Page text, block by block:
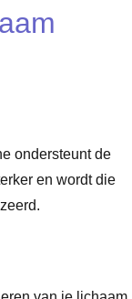
ondersteunt de
en wordt die